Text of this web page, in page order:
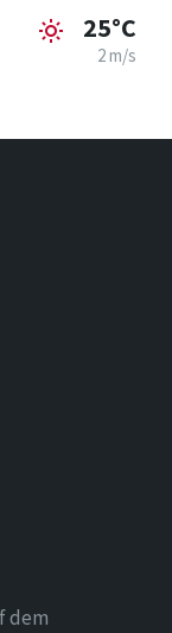
25°C
2 m/s
dem